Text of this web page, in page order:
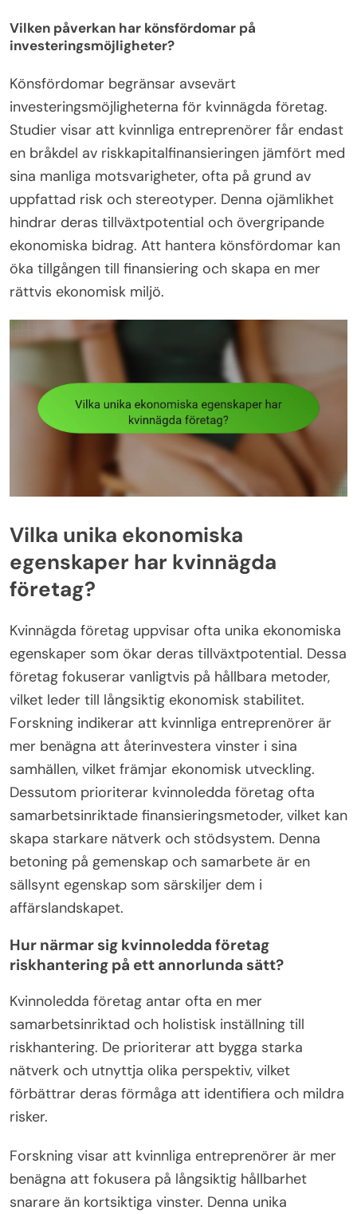
Vilken påverkan har könsfördomar på
investeringsmöjligheter?
Könsfördomar begränsar avsevärt
investeringsmöjligheterna för kvinnägda företag.
Studier visar att kvinnliga entreprenörer får endast
en bråkdel av riskkapitalfinansieringen jämfört med
sina manliga motsvarigheter, ofta på grund av
uppfattad risk och stereotyper. Denna ojämlikhet
hindrar deras tillväxtpotential och övergripande
ekonomiska bidrag. Att hantera könsfördomar kan
öka tillgången till finansiering och skapa en mer
rättvis ekonomisk miljö.
Vilka unika ekonomiska
egenskaper har kvinnägda
företag?
Kvinnägda företag uppvisar ofta unika ekonomiska
egenskaper som ökar deras tillväxtpotential. Dessa
företag fokuserar vanligtvis på hållbara metoder,
vilket leder till långsiktig ekonomisk stabilitet.
Forskning indikerar att kvinnliga entreprenörer är
mer benägna att återinvestera vinster i sina
samhällen, vilket främjar ekonomisk utveckling.
Dessutom prioriterar kvinnoledda företag ofta
samarbetsinriktade finansieringsmetoder, vilket kan
skapa starkare nätverk och stödsystem. Denna
betoning på gemenskap och samarbete är en
sällsynt egenskap som särskiljer dem i
affärslandskapet.
Hur närmar sig kvinnoledda företag
riskhantering på ett annorlunda sätt?
Kvinnoledda företag antar ofta en mer
samarbetsinriktad och holistisk inställning till
riskhantering. De prioriterar att bygga starka
nätverk och utnyttja olika perspektiv, vilket
förbättrar deras förmåga att identifiera och mildra
risker.
Forskning visar att kvinnliga entreprenörer är mer
benägna att fokusera på långsiktig hållbarhet
snarare än kortsiktiga vinster. Denna unika